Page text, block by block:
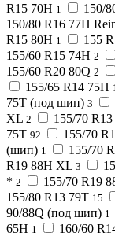
R15 70H 1 150/
150/80 R16 77H
R15 80H 1 155
155/60 R15 74H 2
155/60 R20 80Q 2
155/65 R14 75H
75T (под шип) 3
XL 2 155/70
75T 92 155/70
(шип) 1 155/70
R19 88H XL 3
* 2 155/70 R19
155/80 R13 79T 15
90/88Q (под шип) 1
65H 1 160/60